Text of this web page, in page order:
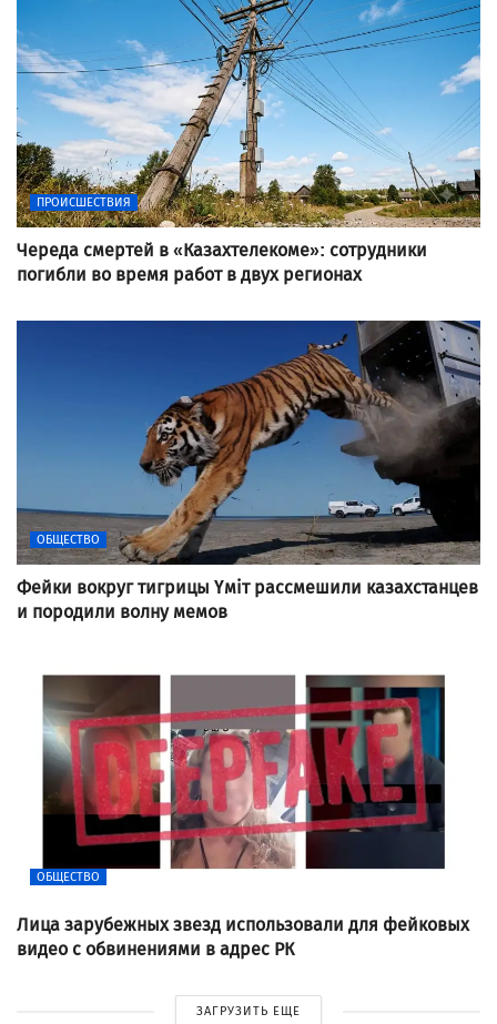
ПРОИСШЕСТВИЯ
Череда смертей в «Казахтелекоме»: сотрудники
погибли во время работ в двух регионах
ОБЩЕСТВО
Фейки вокруг тигрицы Үміт рассмешили казахстанцев
и породили волну мемов
ОБЩЕСТВО
Лица зарубежных звезд использовали для фейковых
видео с обвинениями в адрес РК
ЗАГРУЗИТЬ ЕЩЕ